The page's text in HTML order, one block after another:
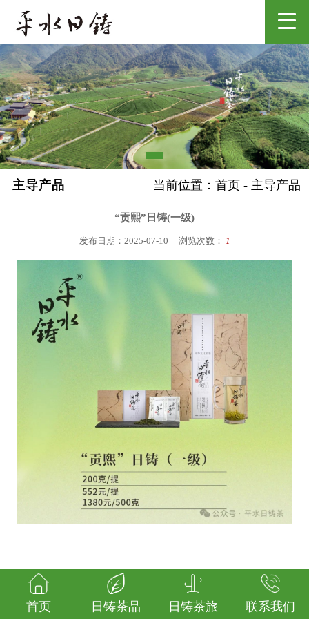
主导产品 当前位置：首页 - 主导产品
“贡熙”日铸(一级)
发布日期：2025-07-10 浏览次数： 1
首页 日铸茶品 日铸茶旅 联系我们